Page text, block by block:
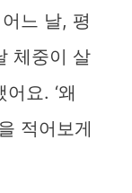
느 날, 평
체중이 살
요. ‘왜
적어보게